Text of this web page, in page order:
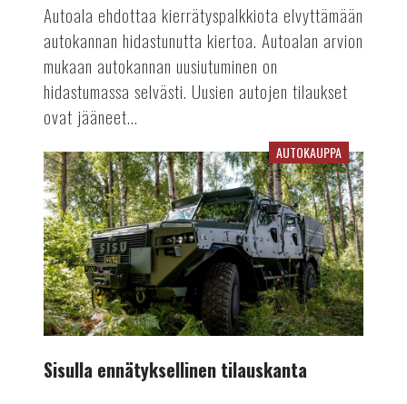
Autoala ehdottaa kierrätyspalkkiota elvyttämään
autokannan hidastunutta kiertoa. Autoalan arvion
mukaan autokannan uusiutuminen on
hidastumassa selvästi. Uusien autojen tilaukset
ovat jääneet...
Sisulla
ennätyksellinen
tilauskanta
AUTOKAUPPA
Sisulla ennätyksellinen tilauskanta